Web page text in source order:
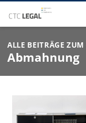
ALLE BEITRÄGE
Abmahnung